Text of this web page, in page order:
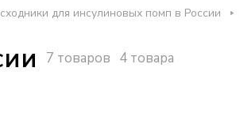
для инсулиновых помп в России
7 товаров 4 товара